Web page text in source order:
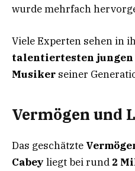
wurde mehrfach
Viele Experten sehen in
talentiertesten jungen
Musiker seiner
Vermögen und
Das geschätzte
Cabey liegt bei rund 2